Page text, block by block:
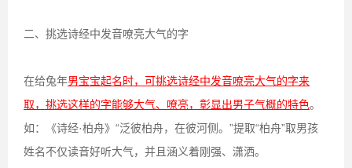
二、挑选诗经中发音嘹亮大气的字
在给兔年男宝宝起名时，可挑选诗经中发音嘹亮大气的字来
取，挑选这样的字能够大气、嘹亮，彰显出男子气概的特色。
如：《诗经·柏舟》“泛彼柏舟，在彼河侧。”提取“柏舟”取男孩
姓名不仅读音好听大气，并且涵义着刚强、潇洒。